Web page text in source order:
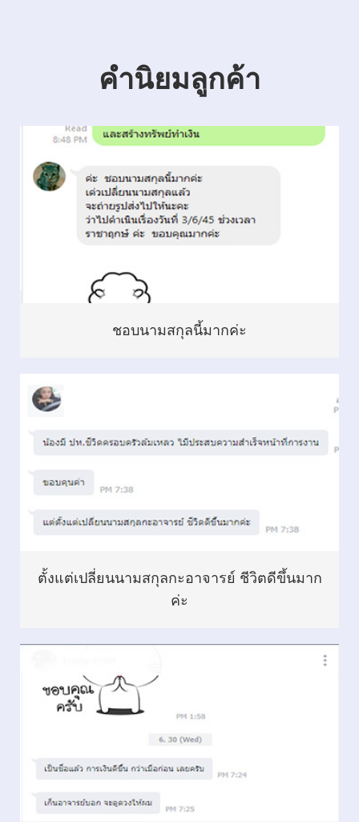
คำนิยมลูกค้า
ชอบนามสกุลนี้มากค่ะ
ตั้งแต่เปลี่ยนนามสกุลกะอาจารย์ ชีวิตดีขึ้นมาก
ค่ะ